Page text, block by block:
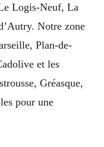
Logis-Neuf, La
Notre zone
Plan-de-
et les
Gréasque,
pour une